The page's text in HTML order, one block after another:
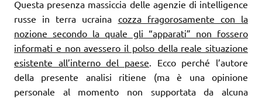
Questa presenza massiccia delle agenzie di intelligence
russe in terra ucraina cozza fragorosamente con la
nozione secondo la quale gli “apparati” non fossero
informati e non avessero il polso della reale situazione
esistente all’interno del paese . Ecco perché l’autore
della presente analisi ritiene (ma è una opinione
personale al momento non supportata da alcuna